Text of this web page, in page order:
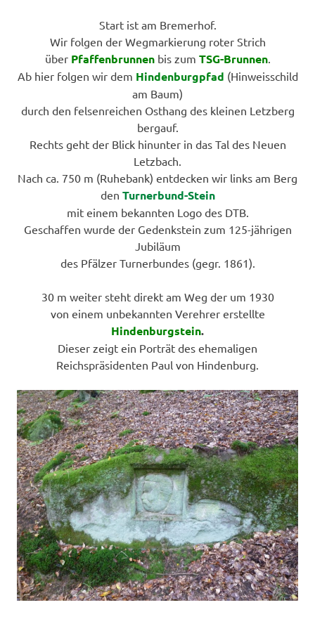
Start ist am Bremerhof.
Wir folgen der Wegmarkierung roter Strich
über Pfaffenbrunnenbis zum TSG-Brunnen.
Ab hier folgen wir dem Hindenburgpfad (Hinweisschild
am Baum)
durch den felsenreichen Osthang des kleinen Letzberg
bergauf.
Rechts geht der Blick hinunter in das Tal des Neuen
Letzbach.
Nach ca. 750 m (Ruhebank) entdecken wir links am Berg
den Turnerbund-Stein
mit einem bekannten Logo des DTB.
Geschaffen wurde der Gedenkstein zum 125-jährigen
Jubiläum
des Pfälzer Turnerbundes (gegr. 1861).
30 m weiter steht direkt am Weg der um 1930
von einem unbekannten Verehrer erstellte
Hindenburgstein.
Dieser zeigt ein Porträt des ehemaligen
Reichspräsidenten Paul von Hindenburg.